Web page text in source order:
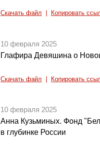
Скачать файл Копировать
10 февраля 2025
Глафира Девяшина о
Скачать файл Копировать
10 февраля 2025
Анна Кузьминых. Фонд
в глубинке России